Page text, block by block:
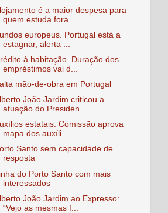
é a maior despesa para
quem estuda fora...
europeus. Portugal está a
estagnar, alerta ...
à habitação. Duração dos
empréstimos vai d...
mão-de-obra em Portugal
João Jardim criticou a
atuação do Presiden...
estatais: Comissão aprova
mapa dos auxíli...
Santo sem capacidade de
resposta
do Porto Santo com mais
interessados
João Jardim ao Expresso:
“Vejo as mesmas f...